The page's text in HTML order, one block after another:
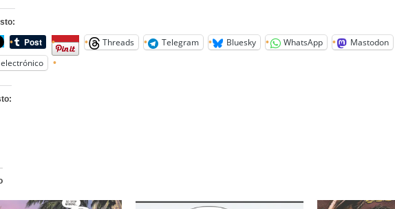
Threads Telegram Bluesky WhatsApp
Mastodon